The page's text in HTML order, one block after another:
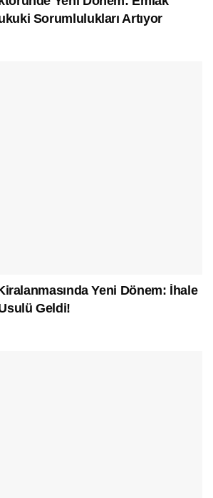
Sorumlulukları Artıyor
Kiralanmasında Yeni Dönem: İhale
Geldi!